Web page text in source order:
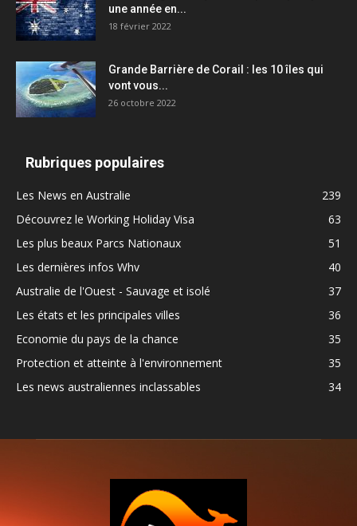
une année en...
18 février 2022
Grande Barrière de Corail : les 10 îles qui
vont vous...
26 octobre 2022
Rubriques populaires
Les News en Australie
239
Découvrez le Working Holiday Visa
63
Les plus beaux Parcs Nationaux
51
Les dernières infos Whv
40
Australie de l'Ouest - Sauvage et isolé
37
Les états et les principales villes
36
Economie du pays de la chance
35
Protection et atteinte à l'environnement
35
Les news australiennes inclassables
34